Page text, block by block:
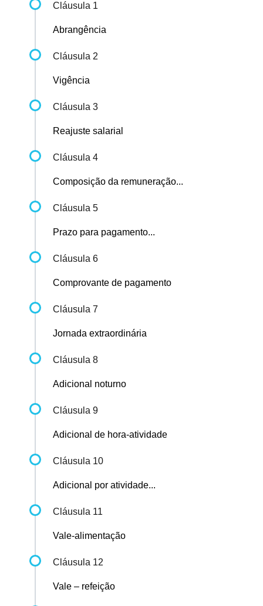
Cláusula 1
Abrangência
Cláusula 2
Vigência
Cláusula 3
Reajuste salarial
Cláusula 4
Composição da remuneração...
Cláusula 5
Prazo para pagamento...
Cláusula 6
Comprovante de pagamento
Cláusula 7
Jornada extraordinária
Cláusula 8
Adicional noturno
Cláusula 9
Adicional de hora-atividade
Cláusula 10
Adicional por atividade...
Cláusula 11
Vale-alimentação
Cláusula 12
Vale – refeição